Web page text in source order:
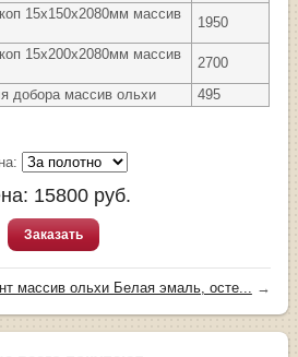
15х150х2080мм массив
1950
15х200х2080мм массив
2700
добора массив ольхи
495
15800 руб.
Заказать
массив ольхи Белая эмаль, осте... →